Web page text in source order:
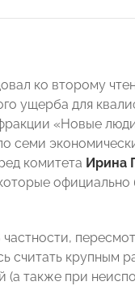
ко второму
ущерба для
«Новые
семи
комитета Ирина
официально
считать крупным
(а также при